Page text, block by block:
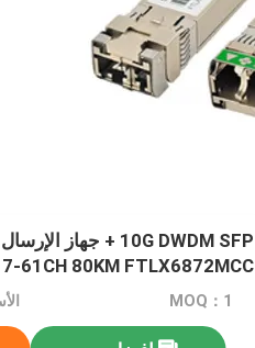
61CH 80KM FTLX6872MCC
MOQ：1